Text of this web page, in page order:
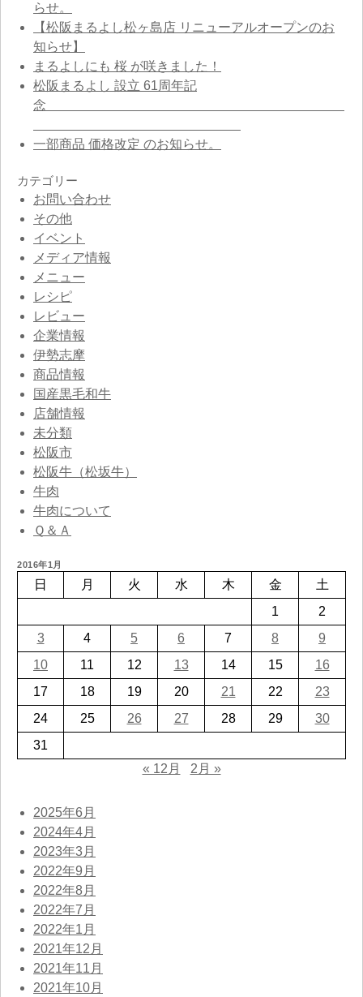
らせ。
【松阪まるよし松ヶ島店 リニューアルオープンのお
知らせ】
まるよしにも 桜 が咲きました！
松阪まるよし 設立 61周年記
念
一部商品 価格改定 のお知らせ。
カテゴリー
お問い合わせ
その他
イベント
メディア情報
メニュー
レシピ
レビュー
企業情報
伊勢志摩
商品情報
国産黒毛和牛
店舗情報
未分類
松阪市
松阪牛（松坂牛）
牛肉
牛肉について
Ｑ＆Ａ
2016年1月
日 月 火 水 木 金
土
1
2
3
4 5 6 7 8
9
10
11 12 13 14 15
16
17
18 19 20 21 22
23
24
25 26 27 28 29
30
31
« 12月
2月 »
2025年6月
2024年4月
2023年3月
2022年9月
2022年8月
2022年7月
2022年1月
2021年12月
2021年11月
2021年10月